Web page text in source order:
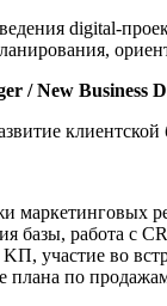
digital-
/ New Business
клиентской
маркетинговых
базы, работа с
участие во
плана по